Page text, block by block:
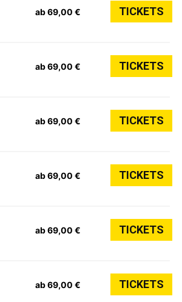
ab 69,00 € TICKETS
ab 69,00 € TICKETS
ab 69,00 € TICKETS
ab 69,00 € TICKETS
ab 69,00 € TICKETS
ab 69,00 € TICKETS